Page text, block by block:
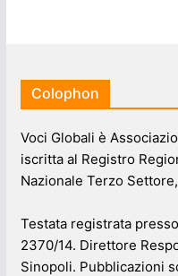
Colophon
Voci Globali è
iscritta al Registro
Nazionale Terzo
Testata registrata
2370/14. Direttore
Sinopoli. Pubblicazioni